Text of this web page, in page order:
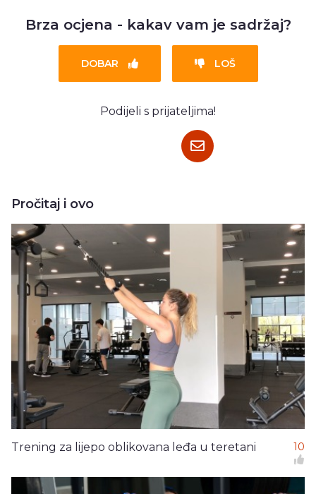
Brza ocjena - kakav vam je sadržaj?
DOBAR LOŠ
Podijeli s prijateljima!
Pročitaj i ovo
Trening za lijepo oblikovana leđa u teretani 10